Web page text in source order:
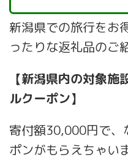
新潟県での旅行をお
ったりな返礼品のご
【新潟県内の対象
ルクーポン】
寄付額30,000円で
ポンがもらえちゃい